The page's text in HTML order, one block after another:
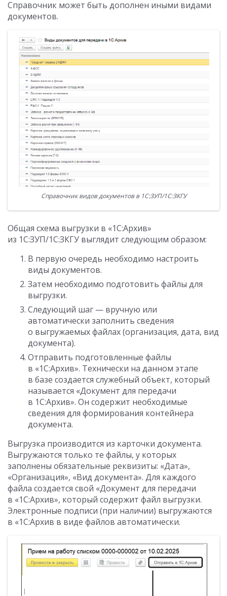
Справочник может быть дополнен иными видами
документов.
Справочник видов документов в 1С:ЗУП/1С:ЗКГУ
Общая схема выгрузки в «1С:Архив»
из 1С:ЗУП/1С:ЗКГУ выглядит следующим образом:
В первую очередь необходимо настроить
виды документов.
Затем необходимо подготовить файлы для
выгрузки.
Следующий шаг — вручную или
автоматически заполнить сведения
о выгружаемых файлах (организация, дата, вид
документа).
Отправить подготовленные файлы
в «1С:Архив». Технически на данном этапе
в базе создается служебный объект, который
называется «Документ для передачи
в 1С:Архив». Он содержит необходимые
сведения для формирования контейнера
документа.
Выгрузка производится из карточки документа.
Выгружаются только те файлы, у которых
заполнены обязательные реквизиты: «Дата»,
«Организация», «Вид документа». Для каждого
файла создается свой «Документ для передачи
в «1С:Архив», который содержит файл выгрузки.
Электронные подписи (при наличии) выгружаются
в «1С:Архив в виде файлов автоматически.